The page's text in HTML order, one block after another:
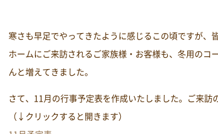
寒さも早足でやってきたように感じるこの頃ですが、
ホームにご来訪されるご家族様・お客様も、冬用のコ
んと増えてきました。
さて、11月の行事予定表を作成いたしました。ご来訪
（↓クリックすると開きます）